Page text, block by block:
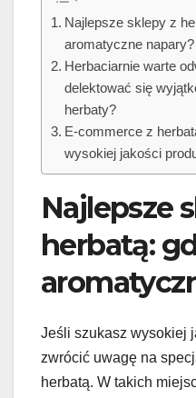
Najlepsze sklepy z
aromatyczne napary?
Herbaciarnie warte
delektować się
herbaty?
E-commerce z
wysokiej jakości
Najlepsze
herbatą:
Jeśli szukasz wysokiej
zwrócić uwagę na
herbatą. W takich